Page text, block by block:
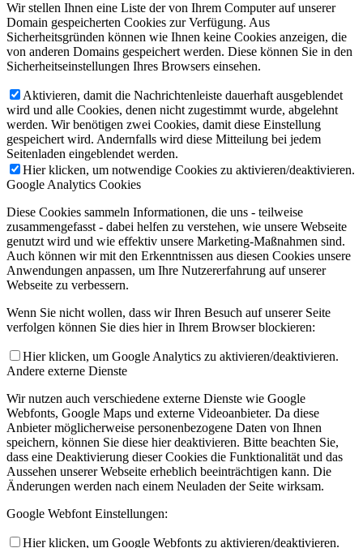
Wir stellen Ihnen eine Liste der von Ihrem Computer auf unserer
Domain gespeicherten Cookies zur Verfügung. Aus
Sicherheitsgründen können wie Ihnen keine Cookies anzeigen, die
von anderen Domains gespeichert werden. Diese können Sie in den
Sicherheitseinstellungen Ihres Browsers einsehen.
Aktivieren, damit die Nachrichtenleiste dauerhaft ausgeblendet
wird und alle Cookies, denen nicht zugestimmt wurde, abgelehnt
werden. Wir benötigen zwei Cookies, damit diese Einstellung
gespeichert wird. Andernfalls wird diese Mitteilung bei jedem
Seitenladen eingeblendet werden.
Hier klicken, um notwendige Cookies zu aktivieren/deaktivieren.
Google Analytics Cookies
Diese Cookies sammeln Informationen, die uns - teilweise
zusammengefasst - dabei helfen zu verstehen, wie unsere Webseite
genutzt wird und wie effektiv unsere Marketing-Maßnahmen sind.
Auch können wir mit den Erkenntnissen aus diesen Cookies unsere
Anwendungen anpassen, um Ihre Nutzererfahrung auf unserer
Webseite zu verbessern.
Wenn Sie nicht wollen, dass wir Ihren Besuch auf unserer Seite
verfolgen können Sie dies hier in Ihrem Browser blockieren:
Hier klicken, um Google Analytics zu aktivieren/deaktivieren.
Andere externe Dienste
Wir nutzen auch verschiedene externe Dienste wie Google
Webfonts, Google Maps und externe Videoanbieter. Da diese
Anbieter möglicherweise personenbezogene Daten von Ihnen
speichern, können Sie diese hier deaktivieren. Bitte beachten Sie,
dass eine Deaktivierung dieser Cookies die Funktionalität und das
Aussehen unserer Webseite erheblich beeinträchtigen kann. Die
Änderungen werden nach einem Neuladen der Seite wirksam.
Google Webfont Einstellungen:
Hier klicken, um Google Webfonts zu aktivieren/deaktivieren.